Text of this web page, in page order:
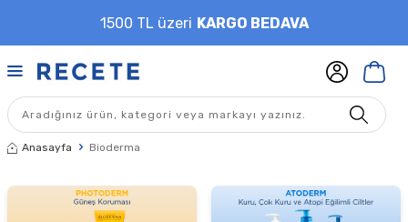
1500 TL üzeri KARGO BEDAVA
Anasayfa Bioderma